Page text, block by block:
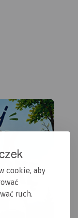
cookie, aby
ruch.